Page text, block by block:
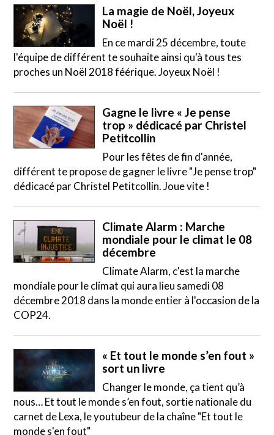
La magie de Noël, Joyeux
Noël !
En ce mardi 25 décembre, toute
l'équipe de différent te souhaite ainsi qu'à tous tes
proches un Noël 2018 féérique. Joyeux Noël !
Gagne le livre « Je pense
trop » dédicacé par Christel
Petitcollin
Pour les fêtes de fin d'année,
différent te propose de gagner le livre "Je pense trop"
dédicacé par Christel Petitcollin. Joue vite !
Climate Alarm : Marche
mondiale pour le climat le 08
décembre
Climate Alarm, c'est la marche
mondiale pour le climat qui aura lieu samedi 08
décembre 2018 dans la monde entier à l'occasion de la
COP24.
« Et tout le monde s’en fout »
sort un livre
Changer le monde, ça tient qu’à
nous… Et tout le monde s’en fout, sortie nationale du
carnet de Lexa, le youtubeur de la chaîne "Et tout le
monde s'en fout"